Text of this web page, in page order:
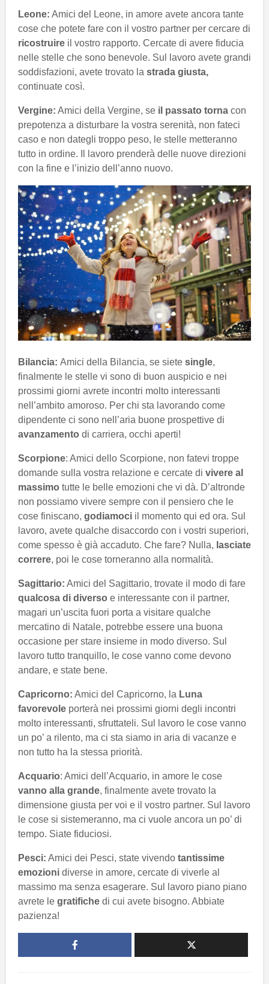
Leone: Amici del Leone, in amore avete ancora tante
cose che potete fare con il vostro partner per cercare di
ricostruire il vostro rapporto. Cercate di avere fiducia
nelle stelle che sono benevole. Sul lavoro avete grandi
soddisfazioni, avete trovato la strada giusta,
continuate così.
Vergine: Amici della Vergine, se il passato torna con
prepotenza a disturbare la vostra serenità, non fateci
caso e non dategli troppo peso, le stelle metteranno
tutto in ordine. Il lavoro prenderà delle nuove direzioni
con la fine e l’inizio dell’anno nuovo.
Bilancia: Amici della Bilancia, se siete single,
finalmente le stelle vi sono di buon auspicio e nei
prossimi giorni avrete incontri molto interessanti
nell’ambito amoroso. Per chi sta lavorando come
dipendente ci sono nell’aria buone prospettive di
avanzamento di carriera, occhi aperti!
Scorpione: Amici dello Scorpione, non fatevi troppe
domande sulla vostra relazione e cercate di vivere al
massimo tutte le belle emozioni che vi dà. D’altronde
non possiamo vivere sempre con il pensiero che le
cose finiscano, godiamoci il momento qui ed ora. Sul
lavoro, avete qualche disaccordo con i vostri superiori,
come spesso è già accaduto. Che fare? Nulla, lasciate
correre, poi le cose torneranno alla normalità.
Sagittario: Amici del Sagittario, trovate il modo di fare
qualcosa di diverso e interessante con il partner,
magari un’uscita fuori porta a visitare qualche
mercatino di Natale, potrebbe essere una buona
occasione per stare insieme in modo diverso. Sul
lavoro tutto tranquillo, le cose vanno come devono
andare, e state bene.
Capricorno: Amici del Capricorno, la Luna
favorevole porterà nei prossimi giorni degli incontri
molto interessanti, sfruttateli. Sul lavoro le cose vanno
un po’ a rilento, ma ci sta siamo in aria di vacanze e
non tutto ha la stessa priorità.
Acquario: Amici dell’Acquario, in amore le cose
vanno alla grande, finalmente avete trovato la
dimensione giusta per voi e il vostro partner. Sul lavoro
le cose si sistemeranno, ma ci vuole ancora un po’ di
tempo. Siate fiduciosi.
Pesci: Amici dei Pesci, state vivendo tantissime
emozioni diverse in amore, cercate di viverle al
massimo ma senza esagerare. Sul lavoro piano piano
avrete le gratifiche di cui avete bisogno. Abbiate
pazienza!